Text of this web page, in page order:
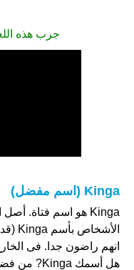
جرب هذه
Kinga (اسم مفضل)
انهم راضون جدا. فى
هل أسمك Kinga? من فضلك اجب على